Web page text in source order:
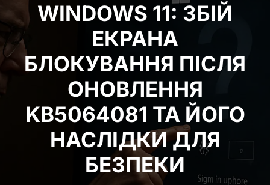
WINDOWS 11: ЗБІЙ
ЕКРАНА
БЛОКУВАННЯ ПІСЛЯ
ОНОВЛЕННЯ
KB5064081 ТА ЙОГО
НАСЛІДКИ ДЛЯ
БЕЗПЕКИ